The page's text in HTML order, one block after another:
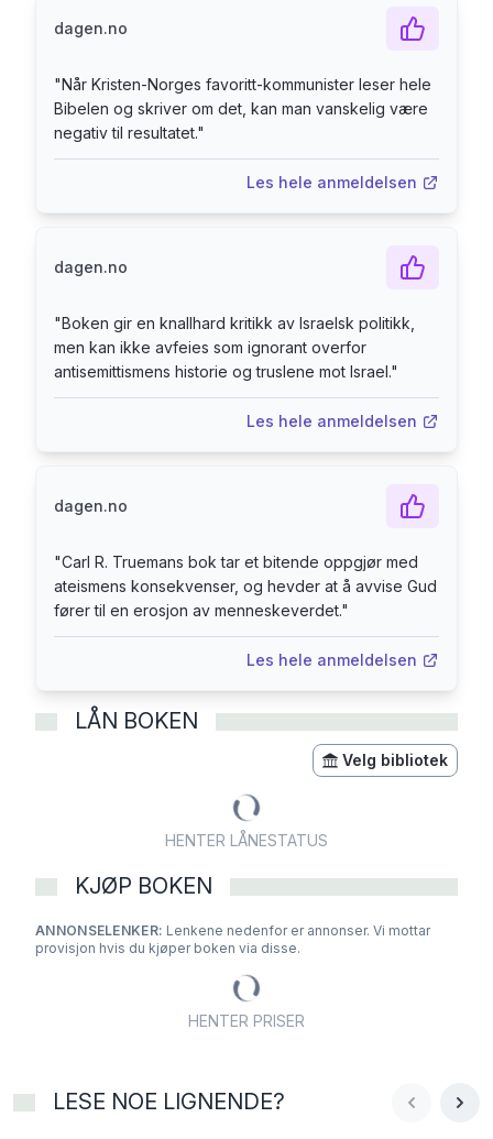
dagen.no
"Når Kristen-Norges favoritt-kommunister leser hele
Bibelen og skriver om det, kan man vanskelig være
negativ til resultatet."
Les hele anmeldelsen
dagen.no
"Boken gir en knallhard kritikk av Israelsk politikk,
men kan ikke avfeies som ignorant overfor
antisemittismens historie og truslene mot Israel."
Les hele anmeldelsen
dagen.no
"Carl R. Truemans bok tar et bitende oppgjør med
ateismens konsekvenser, og hevder at å avvise Gud
fører til en erosjon av menneskeverdet."
Les hele anmeldelsen
LÅN BOKEN
Velg bibliotek
HENTER LÅNESTATUS
KJØP BOKEN
ANNONSELENKER: Lenkene nedenfor er annonser. Vi mottar
provisjon hvis du kjøper boken via disse.
HENTER PRISER
LESE NOE LIGNENDE?